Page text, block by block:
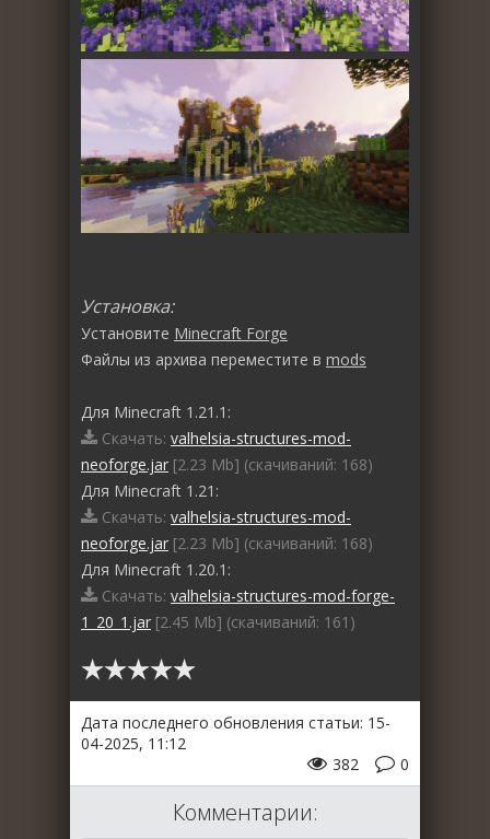
Установка:
Установите Minecraft Forge
Файлы из архива переместите в mods
Для Minecraft 1.21.1:
Скачать: valhelsia-structures-mod-
neoforge.jar [2.23 Mb] (cкачиваний: 168)
Для Minecraft 1.21:
Скачать: valhelsia-structures-mod-
neoforge.jar [2.23 Mb] (cкачиваний: 168)
Для Minecraft 1.20.1:
Скачать: valhelsia-structures-mod-forge-
1_20_1.jar [2.45 Mb] (cкачиваний: 161)
Дата последнего обновления статьи: 15-
04-2025, 11:12
0
382
Комментарии: